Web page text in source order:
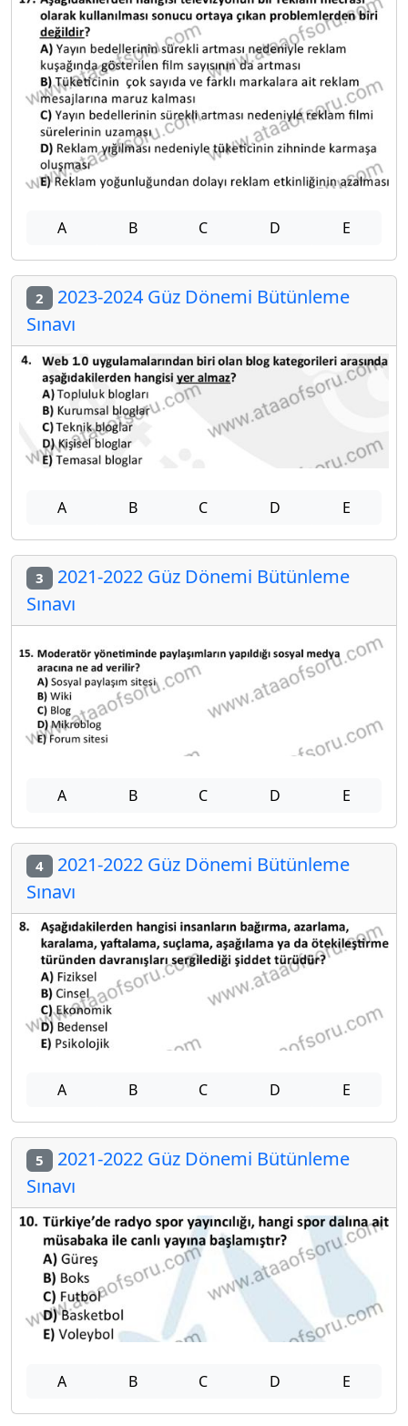
A B C D E
2 2023-2024 Güz Dönemi Bütünleme
Sınavı
A B C D E
3 2021-2022 Güz Dönemi Bütünleme
Sınavı
A B C D E
4 2021-2022 Güz Dönemi Bütünleme
Sınavı
A B C D E
5 2021-2022 Güz Dönemi Bütünleme
Sınavı
A B C D E